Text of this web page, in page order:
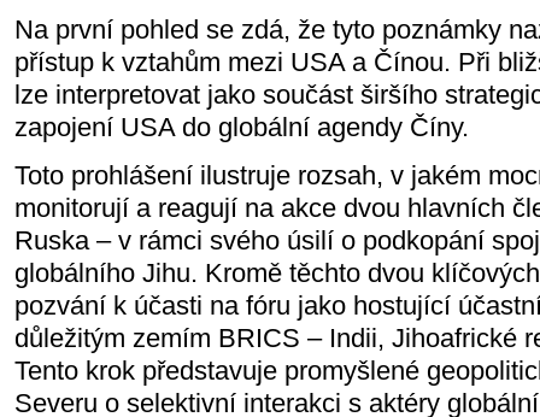
Na první pohled se zdá, že tyto poznámky
přístup k vztahům mezi USA a Čínou. Při
lze interpretovat jako součást širšího
zapojení USA do globální agendy Číny.
Toto prohlášení ilustruje rozsah, v jakém
monitorují a reagují na akce dvou hlavních
Ruska – v rámci svého úsilí o podkopání
globálního Jihu. Kromě těchto dvou
pozvání k účasti na fóru jako hostující
důležitým zemím BRICS – Indii, Jihoafrické
Tento krok představuje promyšlené
Severu o selektivní interakci s aktéry